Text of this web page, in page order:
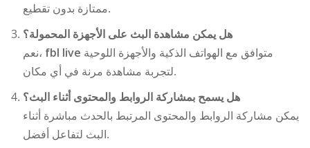
ممتازة بدون تقطيع.
هل يمكن مشاهدة البث على الأجهزة المحمولة؟
نعم، fbl live
لتجربة مشاهدة مرنة في أي مكان.
هل يسمح بمشاركة الروابط والمحتوى أثناء البث؟
يمكن مشاركة الروابط والمحتوى المرتبط بالحدث مباشرة أثناء
البث لتفاعل أفضل.